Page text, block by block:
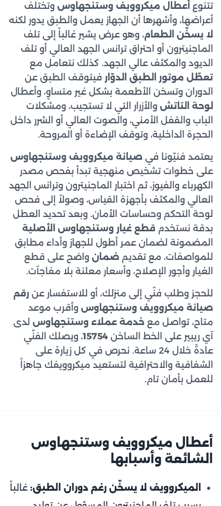
تتنوع أعطال ميكروويف وستنجهاوس وتختلف
أعراضها، وأشهرها أن الجهاز يعمل والطبق يدور لكنه
لا يسخّن الطعام، وهو عرض يشير غالباً إلى تلف
الماجنيترون أو احتراق ترانس الجهد العالي أو تلف
الديود والمكثف عالي الجهد. كذلك نتعامل مع
تعطّل موتور الطبق الدوّار فيتوقف الطبق عن
الدوران وتسخن الأطعمة بشكل غير متساوٍ، وأعطال
لوحة التاتش والأزرار التي لا تستجيب، ومشكلات
الباب والقفل الأمني، والصوت العالي أو الشرر داخل
الحجرة الداخلية، وتوقف الإضاءة أو المروحة.
يعتمد فنيّونا في صيانة ميكروويف وستنجهاوس
على خطوات تشخيص منهجية تبدأ بفحص مصدر
الكهرباء والفيوز، ثم اختبار الماجنيترون وترانس الجهد
العالي والمكثف بأجهزة القياس، وصولاً إلى فحص
لوحة التحكم وحساسات الأمان. وبعد تحديد العطل
بدقة نستخدم قطع غيار وستنجهاوس الأصلية
المضمونة لضمان عمر أطول للجهاز وأداء مطابق
للمواصفات، مع تقديم ضمان واضح على قطع
الغيار وأجور الإصلاح، وأسعار معلنة بلا مفاجآت.
للحجز وطلب فنّي إلى منزلك، أو للاستفسار عن رقم
صيانة ميكروويف وستنجهاوس وأقرب موعد
متاح، تواصل مع خدمة عملاء وستنجهاوس لدى
آي ريبير على الخط الساخن 15754، ويصلك الفنّي
عادةً خلال 24 ساعة. نحرص في كل زيارة على
الشفافية والاحترافية لتستعيد ميكروويفك جاهزاً
للعمل بأمان تام.
أعطال ميكروويف وستنجهاوس
الشائعة وأسبابها
الميكروويف لا يسخّن رغم دوران الطبق: غالباً